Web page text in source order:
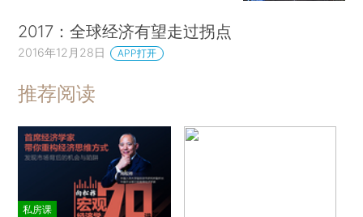
2017：全球经济有望走过拐点
2016年12月28日 APP打开
推荐阅读
私房课